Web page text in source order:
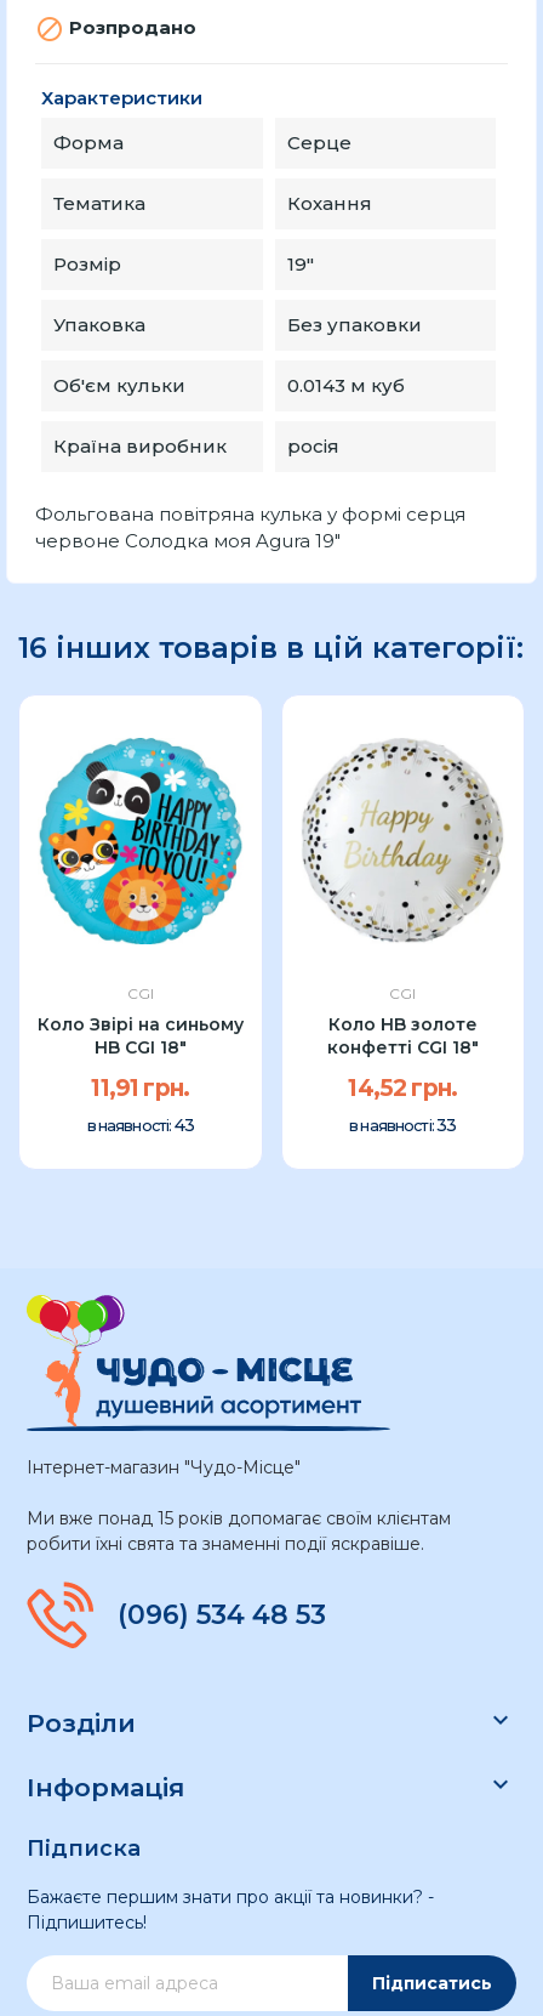
 Розпродано
Характеристики
Форма
Серце
Тематика Кохання
Розмір 19″
Упаковка Без упаковки
Об'єм кульки 0.0143 м куб
Країна виробник росія
Фольгована повітряна кулька у формі серця
червоне Солодка моя Agura 19″
16 інших товарів в цій категорії:
CGI
Коло Звірі на синьому
HB CGI 18″
11,91 грн.
в наявності: 43
CGI
Коло HB золоте
конфетті CGI 18"
14,52 грн.
в наявності:33
Інтернет-магазин "Чудо-Місце"
Ми вже понад 15 років допомагає своїм клієнтам
робити їхні свята та знаменні події яскравіше.
(096) 534 48 53
Розділи 
Інформація 
Підписка
Бажаєте першим знати про акції та новинки? -
Підпишитесь!
Підписатись